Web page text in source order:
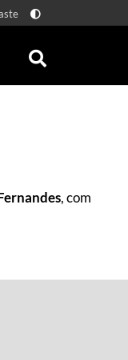
, com